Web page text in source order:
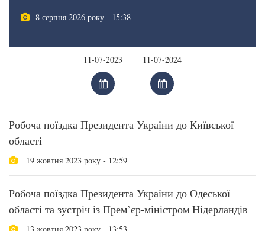
8 серпня 2026 року - 15:38
Робоча поїздка Президента України до Київської
області
19 жовтня 2023 року - 12:59
Робоча поїздка Президента України до Одеської
області та зустріч із Прем’єр-міністром Нідерландів